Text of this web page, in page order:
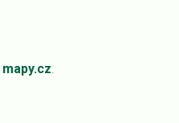
mapy.cz.